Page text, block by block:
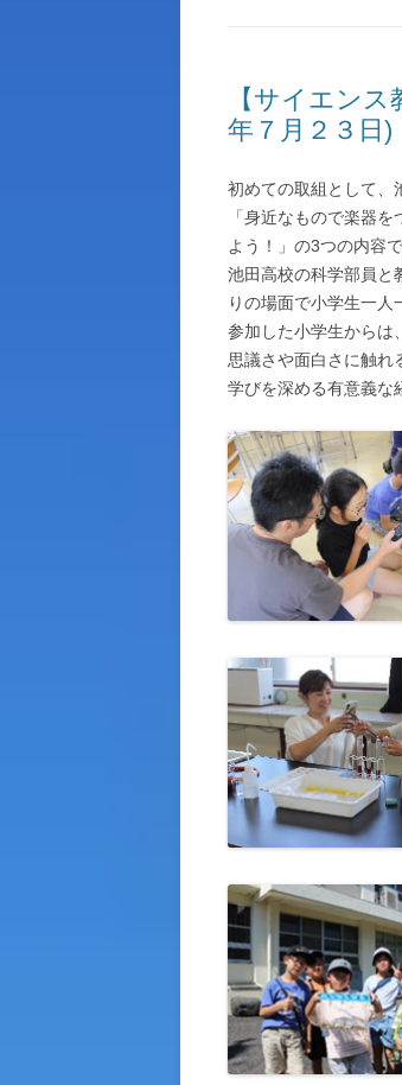
岐阜県職員
アクセス
岐阜県立学
その他
【サイエン
年７月２３日)
初めての取組として、
「身近なもので楽器
よう！」の3つの内容
池田高校の科学部員と
りの場面で小学生一人
参加した小学生からは
思議さや面白さに触れ
学びを深める有意義な